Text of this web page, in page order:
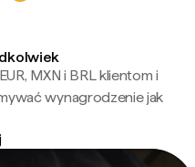
MXN i BRL klientom i
wynagrodzenie jak